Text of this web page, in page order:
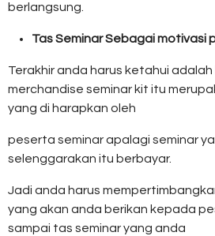
berlangsung.
Tas Seminar Sebagai motivasi
Terakhir anda harus ketahui
merchandise seminar kit itu
yang di harapkan oleh
peserta seminar apalagi seminar
selenggarakan itu berbayar.
Jadi anda harus
yang akan anda berikan kepada
sampai tas seminar yang anda